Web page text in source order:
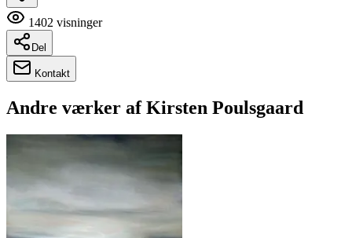
1402 visninger
Del
Kontakt
Andre værker afKirsten Poulsgaard